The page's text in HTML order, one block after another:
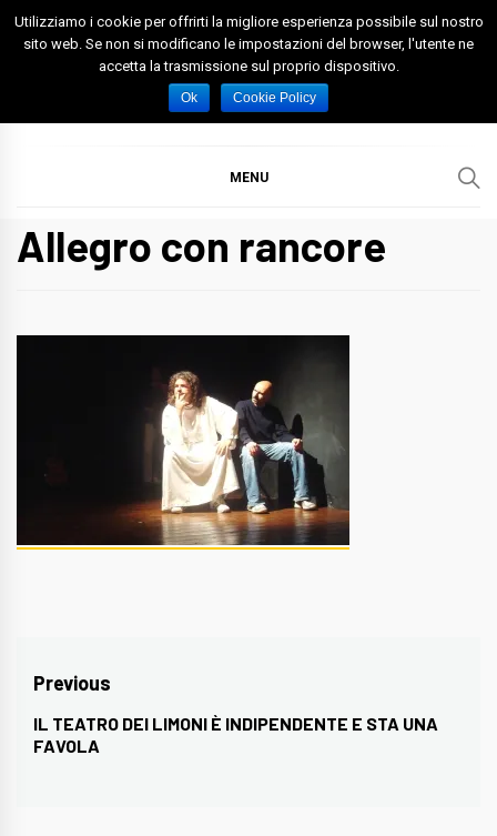
Skip
Spazio Foggia
Foggia News Calcio Eventi e Attività nella Capitanata
MENU
Allegro con rancore
Navigazione
articoli
Previous
Previous
post:
IL TEATRO DEI LIMONI È INDIPENDENTE E STA UNA
FAVOLA
Utilizziamo i cookie per offrirti la migliore esperienza possibile sul nostro
sito web. Se non si modificano le impostazioni del browser, l'utente ne
accetta la trasmissione sul proprio dispositivo.
Ok Cookie Policy